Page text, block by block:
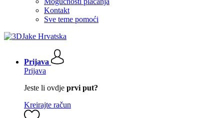
Kontakt
Sve teme pomoći
Prijava
Prijava
Jeste li ovdje prvi put?
Kreirajte račun